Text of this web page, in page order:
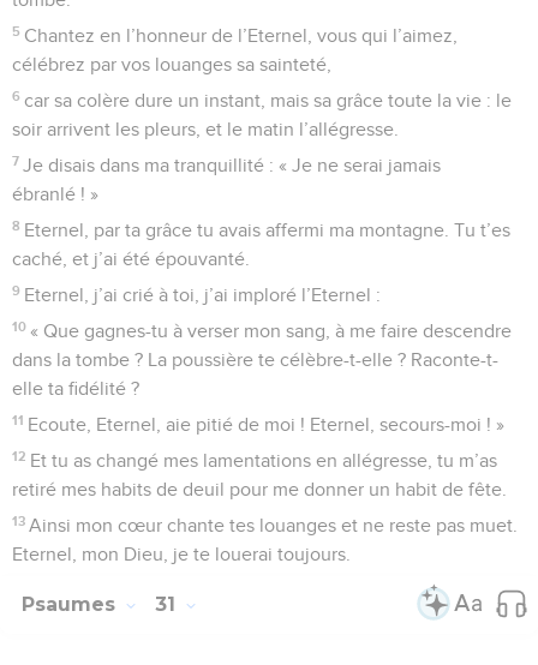
5 Chantez en l’honneur de l’Eternel, vous qui l’aimez,
célébrez par vos louanges sa sainteté,
6 car sa colère dure un instant, mais sa grâce toute la vie : le
soir arrivent les pleurs, et le matin l’allégresse.
7 Je disais dans ma tranquillité : « Je ne serai jamais
ébranlé ! »
8 Eternel, par ta grâce tu avais affermi ma montagne. Tu t’es
caché, et j’ai été épouvanté.
9 Eternel, j’ai crié à toi, j’ai imploré l’Eternel :
10 « Que gagnes-tu à verser mon sang, à me faire descendre
dans la tombe ? La poussière te célèbre-t-elle ? Raconte-t-
elle ta fidélité ?
11 Ecoute, Eternel, aie pitié de moi ! Eternel, secours-moi ! »
12 Et tu as changé mes lamentations en allégresse, tu m’as
retiré mes habits de deuil pour me donner un habit de fête.
13 Ainsi mon cœur chante tes louanges et ne reste pas muet.
Eternel, mon Dieu, je te louerai toujours.
Psaumes 31